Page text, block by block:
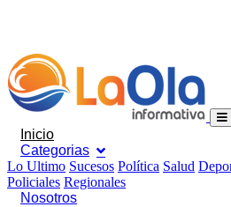
Inicio
Categorias
Lo Ultimo Sucesos Política Salud
Policiales Regionales
Nosotros